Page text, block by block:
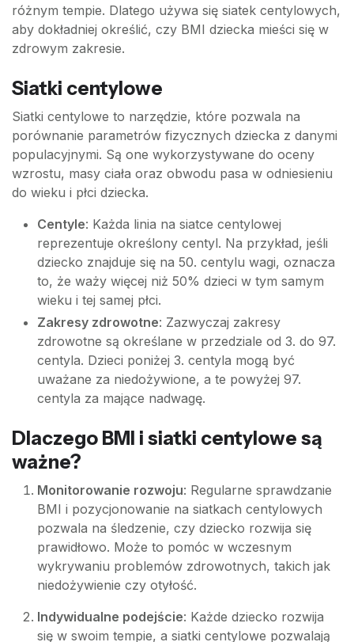
różnym tempie. Dlatego używa się siatek centylowych,
aby dokładniej określić, czy BMI dziecka mieści się w
zdrowym zakresie.
Siatki centylowe
Siatki centylowe to narzędzie, które pozwala na
porównanie parametrów fizycznych dziecka z danymi
populacyjnymi. Są one wykorzystywane do oceny
wzrostu, masy ciała oraz obwodu pasa w odniesieniu
do wieku i płci dziecka.
Centyle: Każda linia na siatce centylowej
reprezentuje określony centyl. Na przykład, jeśli
dziecko znajduje się na 50. centylu wagi, oznacza
to, że waży więcej niż 50% dzieci w tym samym
wieku i tej samej płci.
Zakresy zdrowotne: Zazwyczaj zakresy
zdrowotne są określane w przedziale od 3. do 97.
centyla. Dzieci poniżej 3. centyla mogą być
uważane za niedożywione, a te powyżej 97.
centyla za mające nadwagę.
Dlaczego BMI i siatki centylowe są
ważne?
Monitorowanie rozwoju: Regularne sprawdzanie
BMI i pozycjonowanie na siatkach centylowych
pozwala na śledzenie, czy dziecko rozwija się
prawidłowo. Może to pomóc w wczesnym
wykrywaniu problemów zdrowotnych, takich jak
niedożywienie czy otyłość.
Indywidualne podejście: Każde dziecko rozwija
się w swoim tempie, a siatki centylowe pozwalają